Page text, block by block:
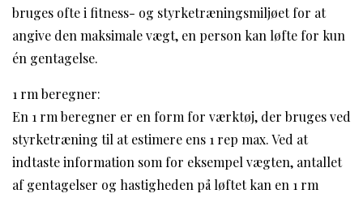
bruges ofte i fitness- og styrketræningsmiljøet for at
angive den maksimale vægt, en person kan løfte for kun
én gentagelse.
1 rm beregner:
En 1 rm beregner er en form for værktøj, der bruges ved
styrketræning til at estimere ens 1 rep max. Ved at
indtaste information som for eksempel vægten, antallet
af gentagelser og hastigheden på løftet kan en 1 rm